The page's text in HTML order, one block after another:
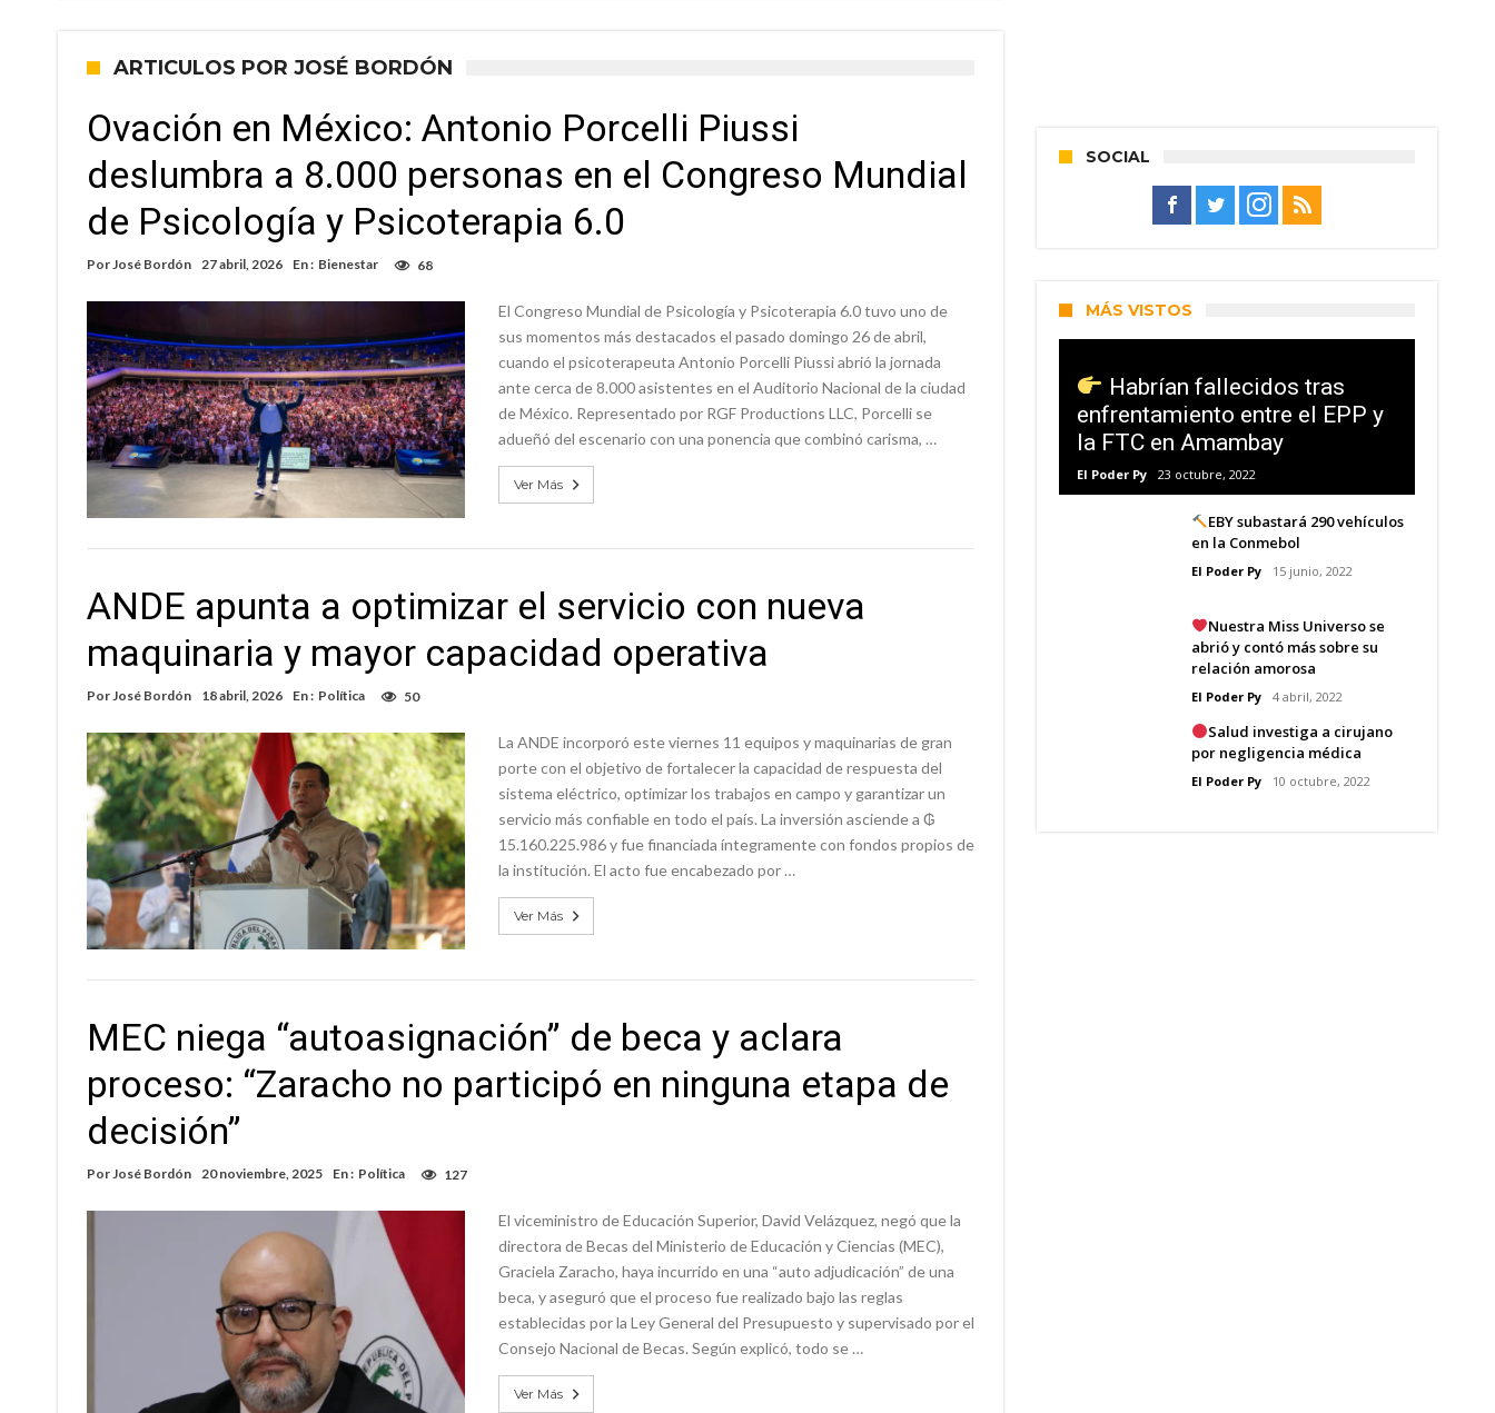
ARTICULOS POR JOSÉ BORDÓN
Ovación en México: Antonio Porcelli Piussi
deslumbra a 8.000 personas en el Congreso Mundial
de Psicología y Psicoterapia 6.0
PorJosé Bordón 27 abril, 2026 En : Bienestar 68
El Congreso Mundial de Psicología y Psicoterapia 6.0 tuvo uno de
sus momentos más destacados el pasado domingo 26 de abril,
cuando el psicoterapeuta Antonio Porcelli Piussi abrió la jornada
ante cerca de 8.000 asistentes en el Auditorio Nacional de la ciudad
de México. Representado por RGF Productions LLC, Porcelli se
adueñó del escenario con una ponencia que combinó carisma, …
Ver Más
ANDE apunta a optimizar el servicio con nueva
maquinaria y mayor capacidad operativa
Por José Bordón 18 abril, 2026 En : Política 50
La ANDE incorporó este viernes 11 equipos y maquinarias de gran
porte con el objetivo de fortalecer la capacidad de respuesta del
sistema eléctrico, optimizar los trabajos en campo y garantizar un
servicio más confiable en todo el país. La inversión asciende a ₲
15.160.225.986 y fue financiada íntegramente con fondos propios de
la institución. El acto fue encabezado por …
Ver Más
MEC niega “autoasignación” de beca y aclara
proceso: “Zaracho no participó en ninguna etapa de
decisión”
Por José Bordón 20 noviembre, 2025 En : Política 127
El viceministro de Educación Superior, David Velázquez, negó que la
directora de Becas del Ministerio de Educación y Ciencias (MEC),
Graciela Zaracho, haya incurrido en una “auto adjudicación” de una
beca, y aseguró que el proceso fue realizado bajo las reglas
establecidas por la Ley General del Presupuesto y supervisado por el
Consejo Nacional de Becas. Según explicó, todo se …
Ver Más
SOCIAL
MÁS VISTOS
Habrían fallecidos tras
enfrentamiento entre el EPP y
la FTC en Amambay
El Poder Py 23 octubre, 2022
EBY subastará 290 vehículos
en la Conmebol
El Poder Py 15 junio, 2022
Nuestra Miss Universo se
abrió y contó más sobre su
relación amorosa
El Poder Py 4 abril, 2022
Salud investiga a cirujano
por negligencia médica
El Poder Py 10 octubre, 2022